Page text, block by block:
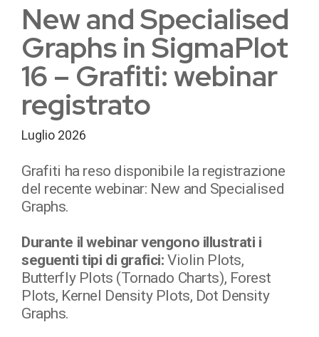
New and Specialised
Graphs in SigmaPlot
16 – Grafiti: webinar
registrato
Luglio 2026
Grafiti ha reso disponibile la registrazione
del recente webinar: New and Specialised
Graphs.
Durante il webinar vengono illustrati i
seguenti tipi di grafici:Violin Plots,
Butterfly Plots (Tornado Charts), Forest
Plots, Kernel Density Plots, Dot Density
Graphs.